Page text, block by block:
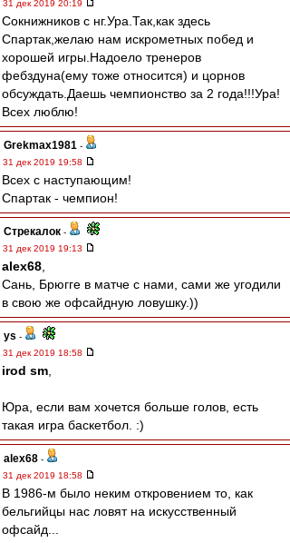
31 дек 2019 20:19
Сокнижников с нг.Ура.Так,как здесь
Спартак,желаю нам искрометных побед и
хорошей игры.Надоело тренеров
фебздуна(ему тоже относится) и цорнов
обсуждать.Даешь чемпионство за 2 года!!!Ура!
Всех люблю!
Grekmax1981 -
31 дек 2019 19:58
Всех с наступающим!
Спартак - чемпион!
Стрекалок -
31 дек 2019 19:13
alex68
Сань, Брюгге в матче с нами, сами же угодили
в свою же офсайдную ловушку.))
ys -
31 дек 2019 18:58
irod sm
Юра, если вам хочется больше голов, есть
такая игра баскетбол. :)
alex68 -
31 дек 2019 18:58
В 1986-м было неким откровением то, как
бельгийцы нас ловят на искусственный
офсайд...